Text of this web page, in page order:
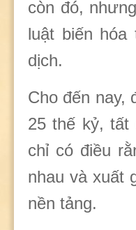
còn đó,
luật biến
dịch.
Cho đến nay,
25 thế kỷ, tất
chỉ có điều
nhau và xuất
nền tảng.